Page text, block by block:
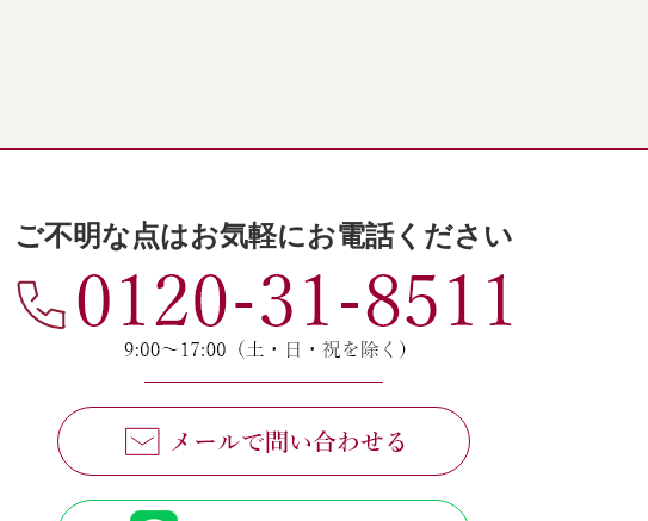
ご不明な点はお気軽にお電話ください